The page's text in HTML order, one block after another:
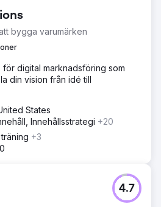
till byråsida
bygga varumärken
digital marknadsföring som
din vision från idé till
States
Innehållsstrategi +20
+3
4.7